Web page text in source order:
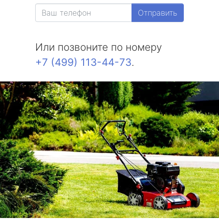
метро Белорусская
метро Красносельская
метро Беляево
метро Бибирево
метро Водный стадион
метро Курская
метро Комсомольская
Отправить
Или позвоните по номеру
+7 (499) 113-44-73.